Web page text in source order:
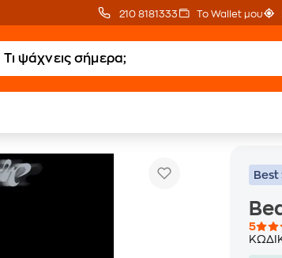
210 8181333 Το Wallet μου
Best
5